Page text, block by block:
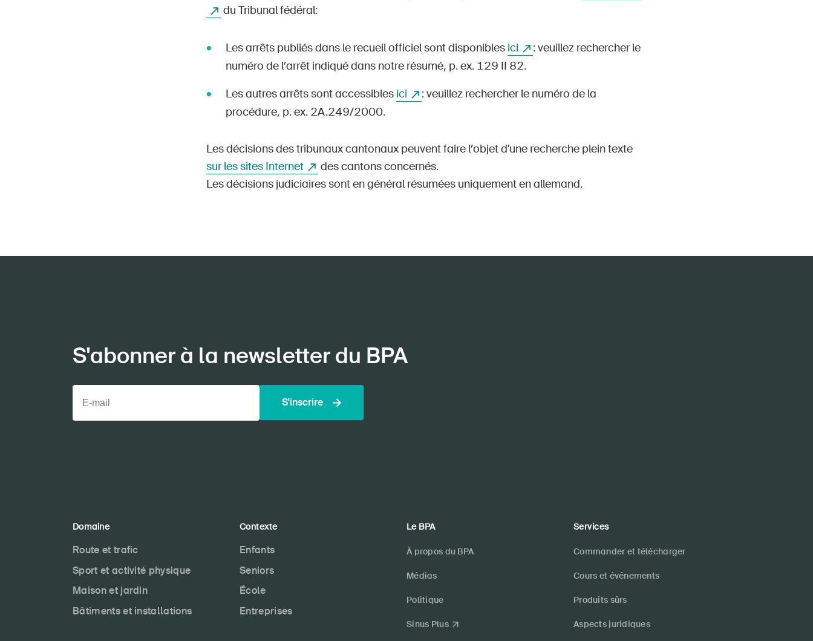
du Tribunal fédéral:
Les arrêts publiés dans le recueil officiel sont disponibles ici
: veuillez rechercher le
numéro de l’arrêt indiqué dans notre résumé, p. ex. 129 II 82.
Les autres arrêts sont accessibles ici
: veuillez rechercher le numéro de la
procédure, p. ex. 2A.249/2000.
Les décisions des tribunaux cantonaux peuvent faire l’objet d'une recherche plein texte
sur les sites Internet
des cantons concernés.
Les décisions judiciaires sont en général résumées uniquement en allemand.
S'abonner à la newsletter du BPA
S'inscrire
Domaine
Route et trafic
Sport et activité physique
Maison et jardin
Bâtiments et installations
Contexte
Enfants
Seniors
École
Entreprises
Le BPA
À propos du BPA
Médias
Politique
Sinus Plus
Services
Commander et télécharger
Cours et événements
Produits sûrs
Aspects juridiques